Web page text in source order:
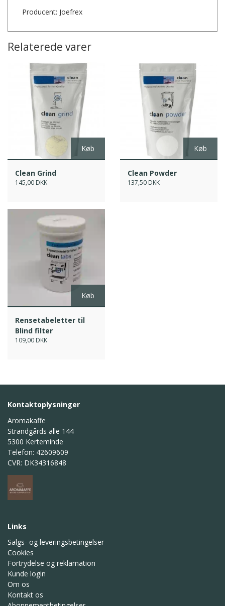
Producent: Joefrex
Relaterede varer
Køb
Clean Grind
145,00 DKK
Køb
Clean Powder
137,50 DKK
Køb
Rensetabeletter til
Blind filter
109,00 DKK
Kontaktoplysninger
Aromakaffe
Strandgårds alle 144
5300 Kerteminde
Telefon: 42609609
CVR: DK34316848
Links
Salgs- og leveringsbetingelser
Cookies
Fortrydelse og reklamation
Kunde login
Om os
Kontakt os